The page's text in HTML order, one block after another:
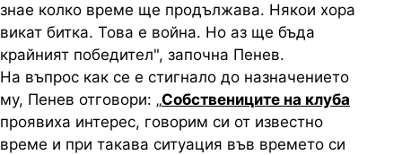
знае колко време ще продължава. Някои хора
викат битка. Това е война. Но аз ще бъда
крайният победител", започна Пенев.
На въпрос как се е стигнало до назначението
му, Пенев отговори: „Собствениците на клуба
проявиха интерес, говорим си от известно
време и при такава ситуация във времето си